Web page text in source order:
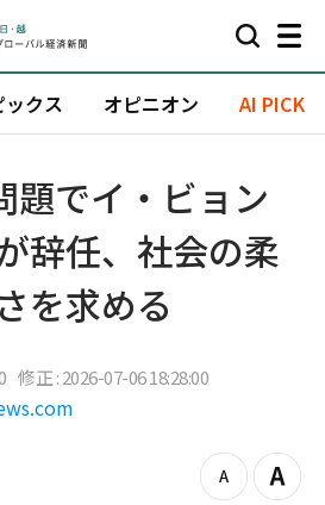
ックス オピニオン AI PICK
題でイ・ビョン
辞任、社会の柔
を求める
修正 : 2026-07-06 18:28:00
z
Z